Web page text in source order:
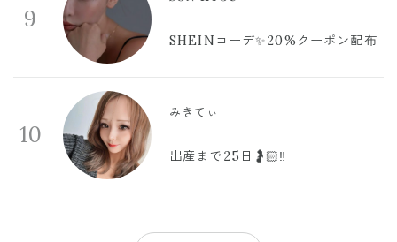
9
SHEINコーデ✨20%クーポン配布
10
みきてぃ
出産まで25日🤰🏻‼️